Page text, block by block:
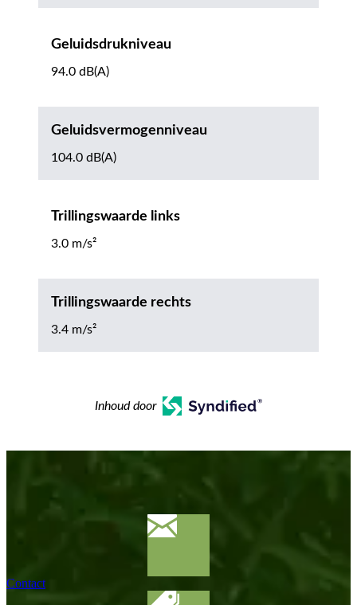
Geluidsdrukniveau
94.0 dB(A)
Geluidsvermogenniveau
104.0 dB(A)
Trillingswaarde links
3.0 m/s²
Trillingswaarde rechts
3.4 m/s²
Inhoud door
Contact